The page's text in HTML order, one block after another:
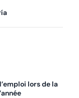
lors de la